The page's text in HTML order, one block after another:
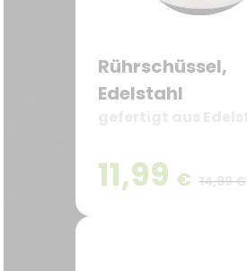
Rührschüssel,
Edelstahl
11,99 € 14,99 €